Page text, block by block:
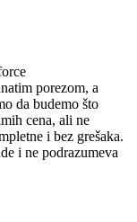
porezom, a
da budemo što
cena, ali ne
i bez grešaka.
i ne podrazumeva